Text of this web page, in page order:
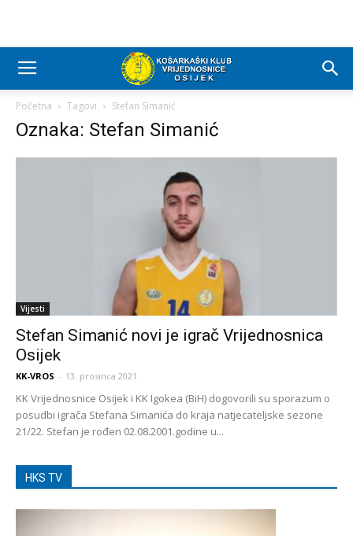
Početna Tagovi Stefan Simanić
Oznaka: Stefan Simanić
Vijesti
Stefan Simanić novi je igrač Vrijednosnica
Osijek
KK-VROS - 13. prosinca 2021.
KK Vrijednosnice Osijek i KK Igokea (BiH) dogovorili su sporazum o
posudbi igrača Stefana Simanića do kraja natjecateljske sezone
21/22. Stefan je rođen 02.08.2001.godine u...
HKS TV